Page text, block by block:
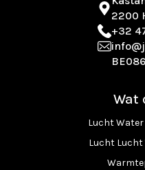
2200
+32
Wat
Lucht
Lucht